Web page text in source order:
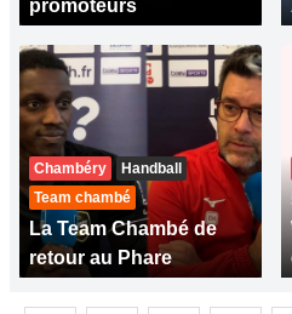
promoteurs
Chambéry
Handball
Team chambé
La Team Chambé de
retour au Phare